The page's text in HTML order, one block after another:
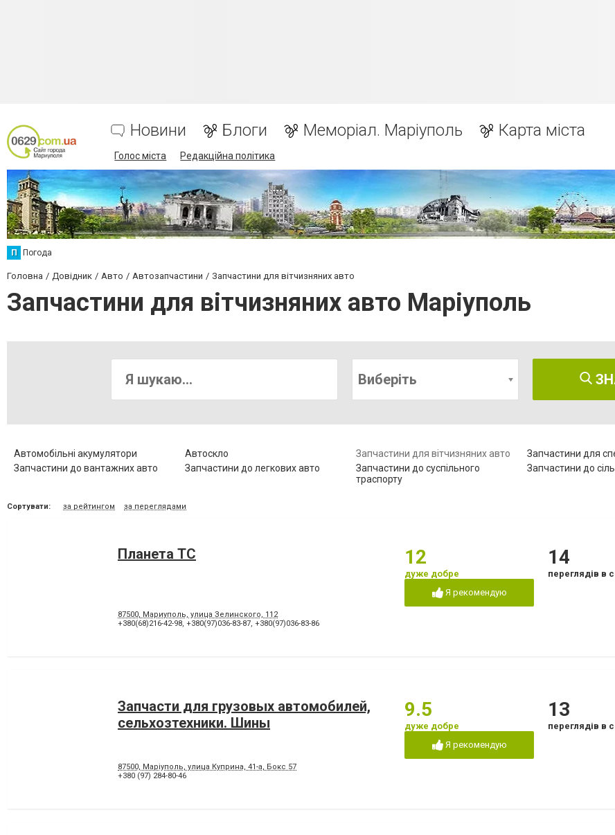
Новини Блоги Меморіал. Маріуполь Карта міста
Голос міста Редакційна політика
П Погода
Головна Довідник Авто Автозапчастини Запчастини для вітчизняних авто
Запчастини для вітчизняних авто Маріуполь
Виберіть
Автомобільні акумулятори Автоскло Запчастини для вітчизняних авто
Запчастини для
Запчастини до вантажних авто
Запчастини до легкових авто
Запчастини до суспільного
траспорту
Запчастини до
Сортувати: за рейтингом за переглядами
Планета ТС
87500, Мариуполь, улица Зелинского, 112
+380(68)216-42-98, +380(97)036-83-87, +380(97)036-83-86
12
дуже добре
Я рекомендую
14
переглядів в
Запчасти для грузовых автомобилей,
сельхозтехники. Шины
87500, Маріуполь, улица Куприна, 41-а, Бокс 57
+380 (97) 284-80-46
9.5
дуже добре
Я рекомендую
13
переглядів в